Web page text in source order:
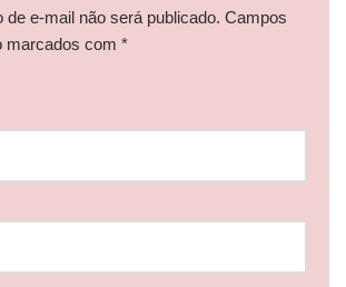
de e-mail não será publicado. Campos
marcados com *